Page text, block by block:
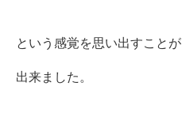
という感覚を思い出すことが
出来ました。